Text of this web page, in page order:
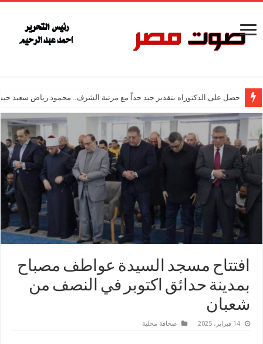
حصل على الدكتوراه بتقدير جيد جداً مع مرتبة الشرف.. محمود رياض سعيد
افتتاح مسجد السيدة عواطف مصباح
بمدينة حدائق اكتوبر في النصف من
شعبان
14 فبراير، 2025 صحافة محلية